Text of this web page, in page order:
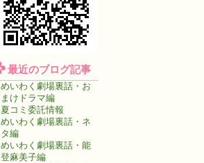
最近のブログ記事
めいわく劇場裏話・お
まけドラマ編
夏コミ委託情報
めいわく劇場裏話・ネ
タ編
めいわく劇場裏話・能
登麻美子編